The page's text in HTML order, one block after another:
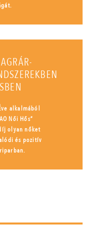
alkalmából
Női Hős”
olyan nőket
és pozitív